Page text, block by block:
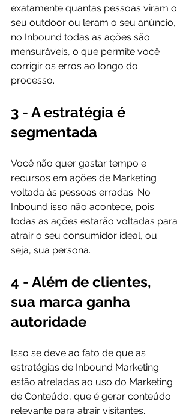
exatamente quantas pessoas viram o
seu outdoor ou leram o seu anúncio,
no Inbound todas as ações são
mensuráveis, o que permite você
corrigir os erros ao longo do
3 - A estratégia é
segmentada
Você não quer gastar tempo e
recursos em ações de Marketing
voltada às pessoas erradas. No
Inbound isso não acontece, pois
todas as ações estarão voltadas para
atrair o seu consumidor ideal, ou
4 - Além de clientes,
sua marca ganha
autoridade
Isso se deve ao fato de que as
estratégias de Inbound Marketing
estão atreladas ao uso do Marketing
de Conteúdo, que é gerar conteúdo
relevante para atrair visitantes.